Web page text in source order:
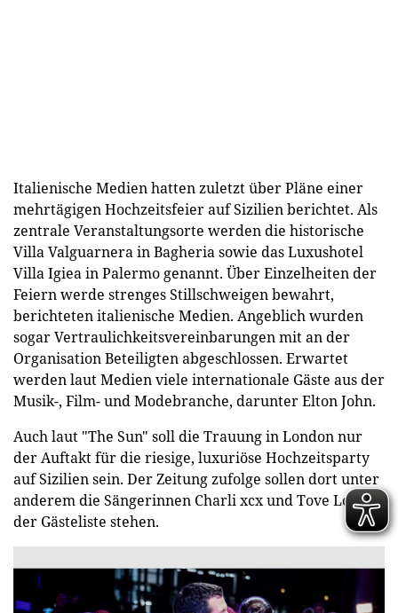
Italienische Medien hatten zuletzt über Pläne einer
mehrtägigen Hochzeitsfeier auf Sizilien berichtet. Als
zentrale Veranstaltungsorte werden die historische
Villa Valguarnera in Bagheria sowie das Luxushotel
Villa Igiea in Palermo genannt. Über Einzelheiten der
Feiern werde strenges Stillschweigen bewahrt,
berichteten italienische Medien. Angeblich wurden
sogar Vertraulichkeitsvereinbarungen mit an der
Organisation Beteiligten abgeschlossen. Erwartet
werden laut Medien viele internationale Gäste aus der
Musik-, Film- und Modebranche, darunter Elton John.
Auch laut "The Sun" soll die Trauung in London nur
der Auftakt für die riesige, luxuriöse Hochzeitsparty
auf Sizilien sein. Der Zeitung zufolge sollen dort unter
anderem die Sängerinnen Charli xcx und Tove Lo auf
der Gästeliste stehen.